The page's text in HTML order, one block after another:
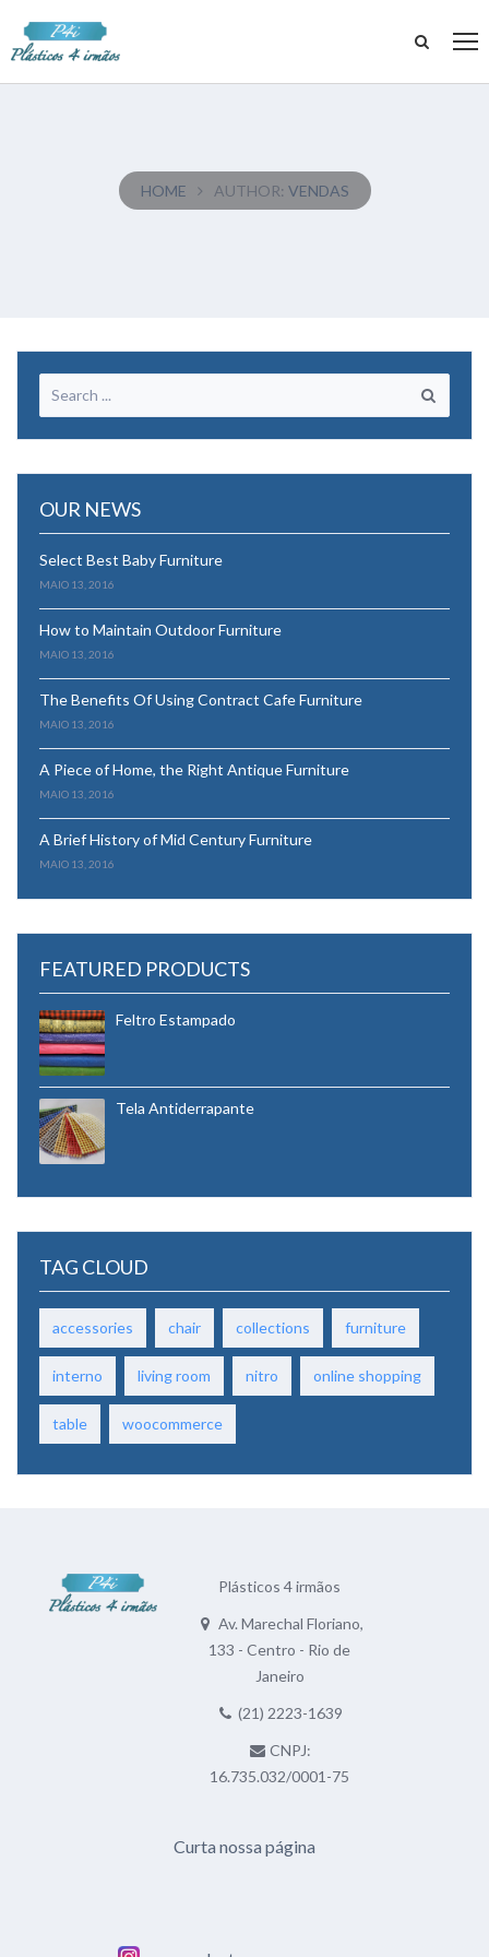
HOME AUTHOR: VENDAS
OUR NEWS
Select Best Baby Furniture
MAIO 13, 2016
How to Maintain Outdoor Furniture
MAIO 13, 2016
The Benefits Of Using Contract Cafe Furniture
MAIO 13, 2016
A Piece of Home, the Right Antique Furniture
MAIO 13, 2016
A Brief History of Mid Century Furniture
MAIO 13, 2016
FEATURED PRODUCTS
Feltro Estampado
Tela Antiderrapante
TAG CLOUD
accessories chair collections furniture
interno living room nitro online shopping
table woocommerce
Plásticos 4 irmãos
Av. Marechal Floriano,
133 - Centro - Rio de
Janeiro
(21) 2223-1639
CNPJ:
16.735.032/0001-75
Curta nossa página